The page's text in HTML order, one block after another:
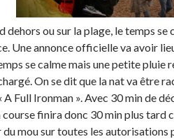
dehors ou sur la plage, le temps se
Une annonce officielle va avoir
se calme mais une petite pluie
On se dit que la nat va être
A Full Ironman ». Avec 30 min de
course finira donc 30 min plus tard
mou sur toutes les autorisations